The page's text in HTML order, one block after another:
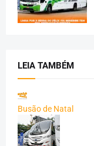
LEIA TAMBÉM
Busão de Natal